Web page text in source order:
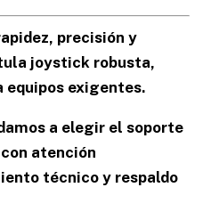
precisión y
joystick robusta,
equipos exigentes.
a elegir el soporte
atención
técnico y respaldo